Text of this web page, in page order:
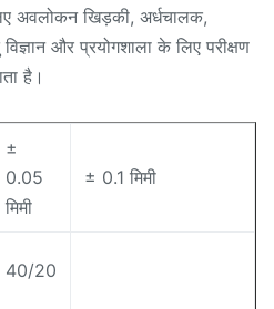
अवलोकन खिड़की, अर्धचालक,
और प्रयोगशाला के लिए परीक्षण
है।
±
0.05
मिमी
± 0.1 मिमी
40/20